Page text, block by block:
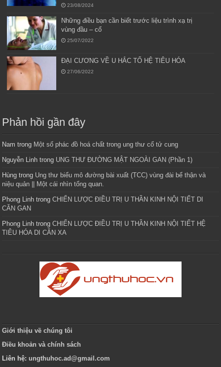
23/08/2024
Những điều bạn cần biết trước liệu trình xạ trị
vùng đầu – cổ
25/07/2022
ĐẠI CƯƠNG VỀ U HẮC TỐ HỆ TIÊU HÓA
27/06/2022
Phản hồi gần đây
Nam trong Một số phác đồ hoá chất trong ung thư cổ tử cung
Nguyễn Linh trong UNG THƯ ĐƯỜNG MẬT NGOÀI GAN (Phần 1)
Hùng trong Ung thư biểu mô đường bài xuất (TCC) vùng đài bể thận và
niệu quản || Một cái nhìn tổng quan.
Phong Linh trongCHIẾN LƯỢC ĐIỀU TRỊ U THẦN KINH NỘI TIẾT DI
CĂN GAN
Phong Linh trongCHIẾN LƯỢC ĐIỀU TRỊ U THẦN KINH NỘI TIẾT HỆ
TIÊU HÓA DI CĂN XA
Giới thiệu về chúng tôi
Điều khoản và chính sách
Liên hệ:ungthuhoc.ad@gmail.com